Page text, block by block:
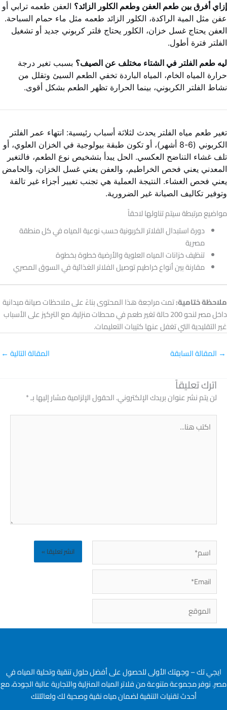
إزاي أفرق بين طعم العفن وطعم الكلور الزائد؟ العفن طعمه ترابي أو
عفن مثل المية الراكدة، الكلور الزائد طعمه مثل ماء حمام السباحة.
العفن يحتاج غسل خزان، الكلور يحتاج فلتر كربوني جديد أو تشغيل
الفلتر فترة أطول.
ليه طعم الفلتر في الشتاء مختلف عن الصيف؟ بسبب تغير درجة
حرارة المياه الخام، المياه الباردة تخفي الطعم السيئ وتقلل من
نشاط الفلتر الكربوني، بينما الحرارة تظهر الطعم بشكل أقوى.
تغير طعم مياه الفلتر يحدث لثلاثة أسباب رئيسية: انتهاء عمر الفلتر
الكربوني (6-8 أشهر)، أو تكون طبقة بيولوجية في الخزان العلوي، أو
تلف غشاء التناضح العكسي. الحل يبدأ بتشخيص نوع الطعم، فالتغير
المعدني يعني فحص الخراطيم، والعفن يعني غسل الخزان، والحامض
يعني فحص الغشاء. النتيجة العملية هي تجنب تغيير أجزاء غير تالفة
وتوفير تكاليف الصيانة غير الضرورية.
مواضيع مرتبطة سيتم تناولها لاحقاً
دورة استبدال الفلاتر الكربونية حسب نوعية المياه في كل منطقة
مصرية
تنظيف خزانات المياه العلوية والأرضية خطوة بخطوة
مقارنة بين أنواع خراطيم توصيل الفلاتر الغذائية في السوق المصري
ملاحظة ختامية:تمت مراجعة هذا المحتوى بناءً على ملاحظات صيانة ميدانية
داخل مصر لنحو 200 حالة تغير طعم في محطات منزلية، مع التركيز على الأسباب
غير التقليدية التي تغفل عنها كتيبات التعليمات.
→ المقالة السابقة المقالة التالية ←
اترك تعليقاً
لن يتم نشر عنوان بريدك الإلكتروني.الحقول الإلزامية مشار إليها بـ*
اكتب
هنا...
اسم*
Email*
ايجي تك – وجهتك الأولى للحصول على أفضل حلول تنقية وتحلية المياه في
مصر. نوفر مجموعة متنوعة من فلاتر المياه المنزلية والتجارية عالية الجودة، مع
أحدث تقنيات التنقية لضمان مياه نقية وصحية لك ولعائلتك